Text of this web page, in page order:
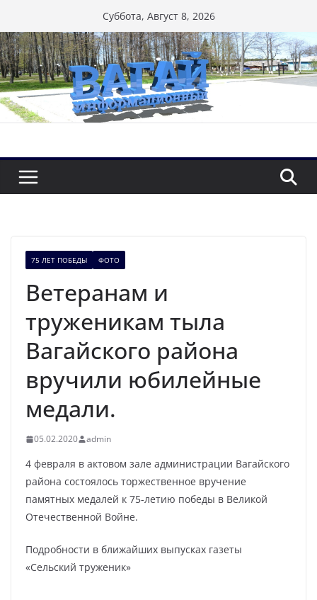
к
содержимому
Суббота, Август 8, 2026
75 ЛЕТ ПОБЕДЫ ФОТО
Ветеранам и
труженикам тыла
Вагайского района
вручили юбилейные
медали.
05.02.2020 admin
4 февраля в актовом зале администрации Вагайского
района состоялось торжественное вручение
памятных медалей к 75-летию победы в Великой
Отечественной Войне.
Подробности в ближайших выпусках газеты
«Сельский труженик»